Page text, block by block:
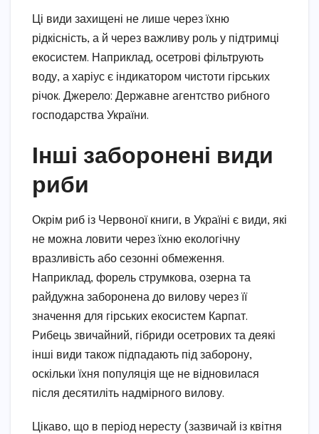
Ці види захищені не лише через їхню
рідкісність, а й через важливу роль у підтримці
екосистем. Наприклад, осетрові фільтрують
воду, а харіус є індикатором чистоти гірських
річок. Джерело: Державне агентство рибного
господарства України.
Інші заборонені види
риби
Окрім риб із Червоної книги, в Україні є види, які
не можна ловити через їхню екологічну
вразливість або сезонні обмеження.
Наприклад, форель струмкова, озерна та
райдужна заборонена до вилову через її
значення для гірських екосистем Карпат.
Рибець звичайний, гібриди осетрових та деякі
інші види також підпадають під заборону,
оскільки їхня популяція ще не відновилася
після десятиліть надмірного вилову.
Цікаво, що в період нересту (зазвичай із квітня